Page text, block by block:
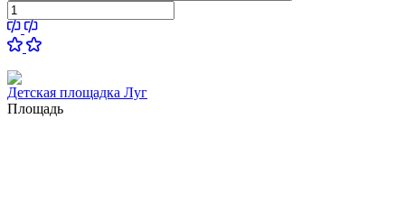
Детская площадка Луг
Площадь